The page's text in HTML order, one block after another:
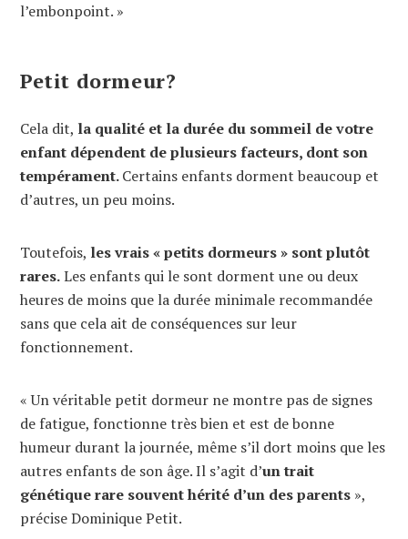
l’embonpoint. »
Petit dormeur?
Cela dit, la qualité et la durée du sommeil de votre
enfant dépendent de plusieurs facteurs, dont son
tempérament.Certains enfants dorment beaucoup et
d’autres, un peu moins.
Toutefois, les vrais « petits dormeurs » sont plutôt
rares.Les enfants qui le sont dorment une ou deux
heures de moins que la durée minimale recommandée
sans que cela ait de conséquences sur leur
fonctionnement.
« Un véritable petit dormeur ne montre pas de signes
de fatigue, fonctionne très bien et est de bonne
humeur durant la journée, même s’il dort moins que les
autres enfants de son âge. Il s’agit d’un trait
génétique rare souvent hérité d’un des parents »,
précise Dominique Petit.